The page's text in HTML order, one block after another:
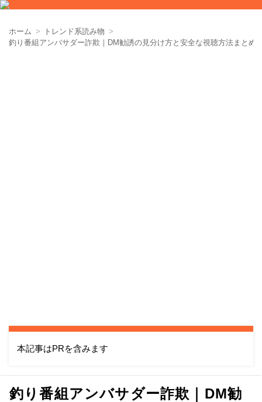
ホーム
トレンド系読み物
釣り番組アンバサダー詐欺｜DM勧誘の見分け方と安全な視聴方法まとめ
本記事はPRを含みます
釣り番組アンバサダー詐欺｜DM勧